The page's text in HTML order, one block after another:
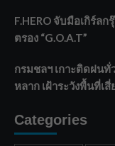
F.HERO จับมือเกิร์ลก
ตรอง “G.O.A.T”
กรมชลฯ เกาะติดฝนทั่
หลาก เฝ้าระวังพื้นที่เสี่
Categories